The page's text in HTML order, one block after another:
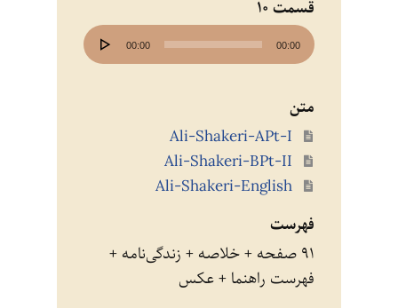
قسمت 10
پخش‌کننده
صوت
00:00 00:00
متن
فهرست
۹۱ صفحه + خلاصه + زندگی‌نامه +
فهرست راهنما‌ + عکس